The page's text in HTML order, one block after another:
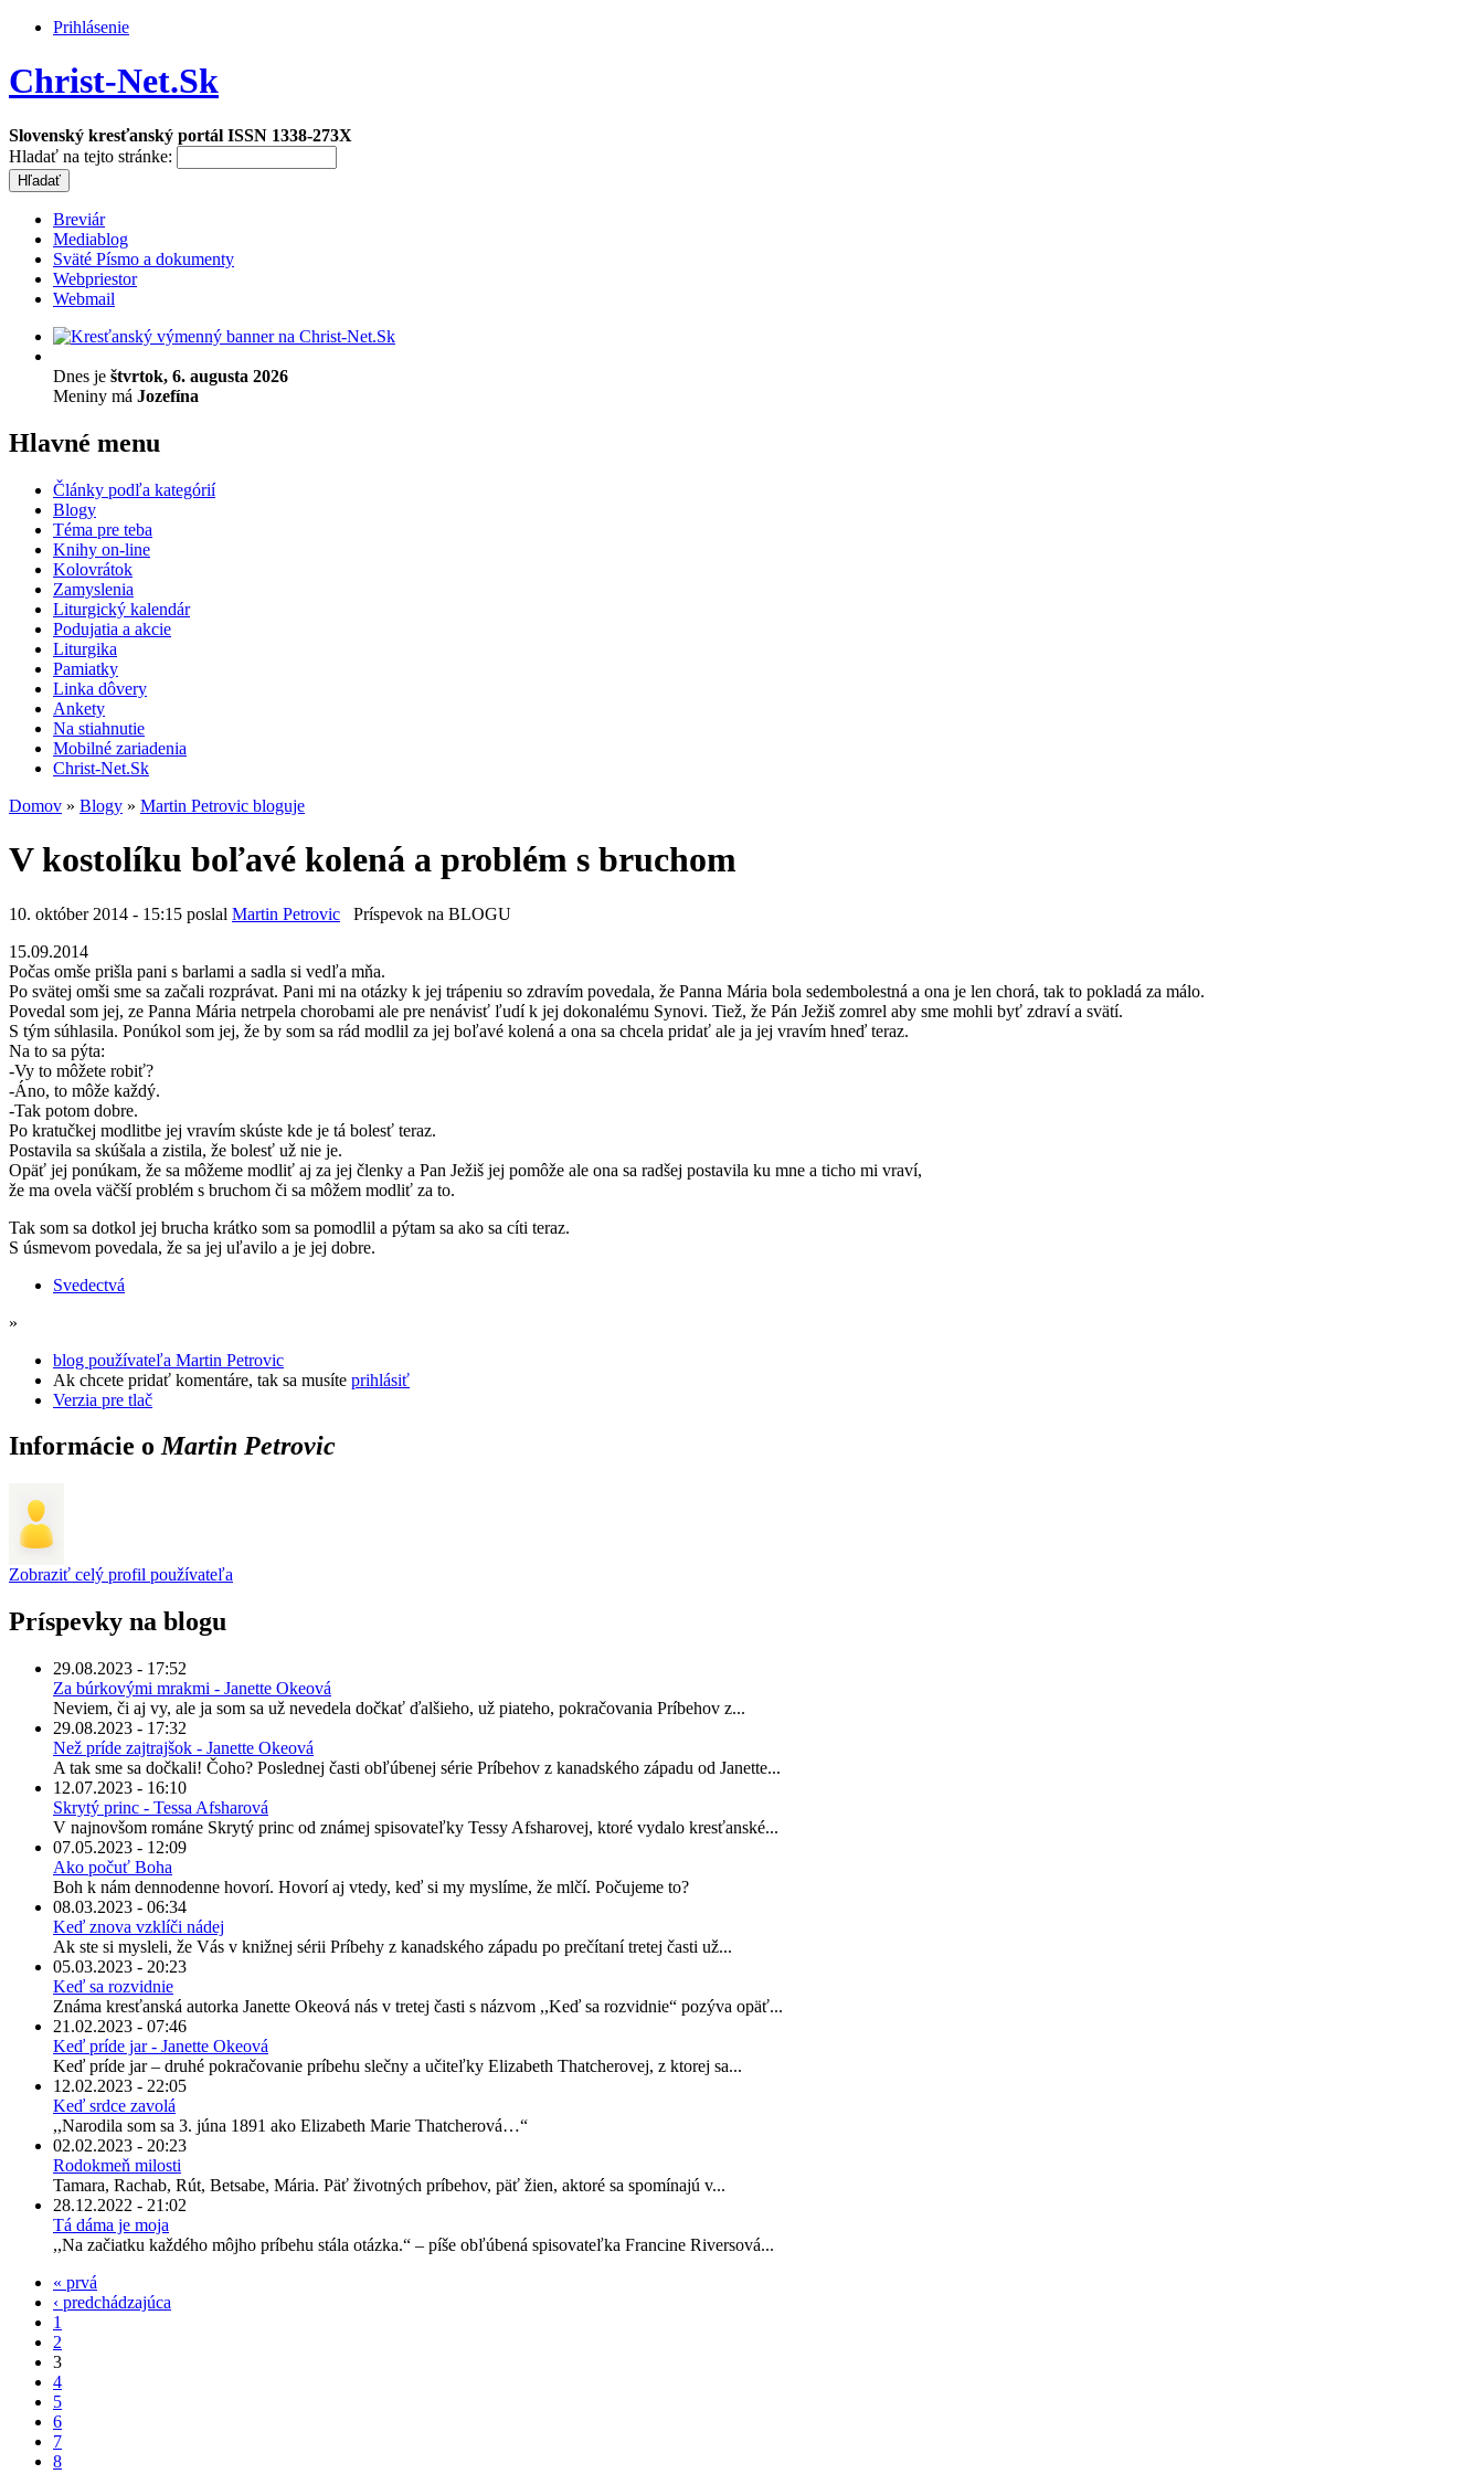
Prihlásenie
Christ-Net.Sk
Slovenský kresťanský portál ISSN 1338-273X
Hladať na tejto stránke:
Breviár
Mediablog
Sväté Písmo a dokumenty
Webpriestor
Webmail
Dnes je štvrtok, 6. augusta 2026
Meniny má Jozefína
Hlavné menu
Články podľa kategórií
Blogy
Téma pre teba
Knihy on-line
Kolovrátok
Zamyslenia
Liturgický kalendár
Podujatia a akcie
Liturgika
Pamiatky
Linka dôvery
Ankety
Na stiahnutie
Mobilné zariadenia
Christ-Net.Sk
Domov » Blogy » Martin Petrovic bloguje
V kostolíku boľavé kolená a problém s bruchom
10. október 2014 - 15:15 poslal Martin Petrovic Príspevok na BLOGU
15.09.2014
Počas omše prišla pani s barlami a sadla si vedľa mňa.
Po svätej omši sme sa začali rozprávat. Pani mi na otázky k jej trápeniu so zdravím povedala, že Panna Mária bola sedembolestná a ona je len chorá, tak to pokladá za málo.
Povedal som jej, ze Panna Mária netrpela chorobami ale pre nenávisť ľudí k jej dokonalému Synovi. Tiež, že Pán Ježiš zomrel aby sme mohli byť zdraví a svätí.
S tým súhlasila. Ponúkol som jej, že by som sa rád modlil za jej boľavé kolená a ona sa chcela pridať ale ja jej vravím hneď teraz.
Na to sa pýta:
-Vy to môžete robiť?
-Áno, to môže každý.
-Tak potom dobre.
Po kratučkej modlitbe jej vravím skúste kde je tá bolesť teraz.
Postavila sa skúšala a zistila, že bolesť už nie je.
Opäť jej ponúkam, že sa môžeme modliť aj za jej členky a Pan Ježiš jej pomôže ale ona sa radšej postavila ku mne a ticho mi vraví,
že ma ovela väčší problém s bruchom či sa môžem modliť za to.
Tak som sa dotkol jej brucha krátko som sa pomodlil a pýtam sa ako sa cíti teraz.
S úsmevom povedala, že sa jej uľavilo a je jej dobre.
Svedectvá
»
blog používateľa Martin Petrovic
Ak chcete pridať komentáre, tak sa musíte prihlásiť
Verzia pre tlač
Informácie oMartin Petrovic
Zobraziť celý profil používateľa
Príspevky na blogu
29.08.2023 - 17:52
Za búrkovými mrakmi - Janette Okeová
Neviem, či aj vy, ale ja som sa už nevedela dočkať ďalšieho, už piateho, pokračovania Príbehov z...
29.08.2023 - 17:32
Než príde zajtrajšok - Janette Okeová
A tak sme sa dočkali! Čoho? Poslednej časti obľúbenej série Príbehov z kanadského západu od Janette...
12.07.2023 - 16:10
Skrytý princ - Tessa Afsharová
V najnovšom románe Skrytý princ od známej spisovateľky Tessy Afsharovej, ktoré vydalo kresťanské...
07.05.2023 - 12:09
Ako počuť Boha
Boh k nám dennodenne hovorí. Hovorí aj vtedy, keď si my myslíme, že mlčí. Počujeme to?
08.03.2023 - 06:34
Keď znova vzklíči nádej
Ak ste si mysleli, že Vás v knižnej sérii Príbehy z kanadského západu po prečítaní tretej časti už...
05.03.2023 - 20:23
Keď sa rozvidnie
Známa kresťanská autorka Janette Okeová nás v tretej časti s názvom ,,Keď sa rozvidnie“ pozýva opäť...
21.02.2023 - 07:46
Keď príde jar - Janette Okeová
Keď príde jar – druhé pokračovanie príbehu slečny a učiteľky Elizabeth Thatcherovej, z ktorej sa...
12.02.2023 - 22:05
Keď srdce zavolá
,,Narodila som sa 3. júna 1891 ako Elizabeth Marie Thatcherová…“
02.02.2023 - 20:23
Rodokmeň milosti
Tamara, Rachab, Rút, Betsabe, Mária. Päť životných príbehov, päť žien, aktoré sa spomínajú v...
28.12.2022 - 21:02
Tá dáma je moja
,,Na začiatku každého môjho príbehu stála otázka.“ – píše obľúbená spisovateľka Francine Riversová...
« prvá
‹ predchádzajúca
1
2
3
4
5
6
7
8